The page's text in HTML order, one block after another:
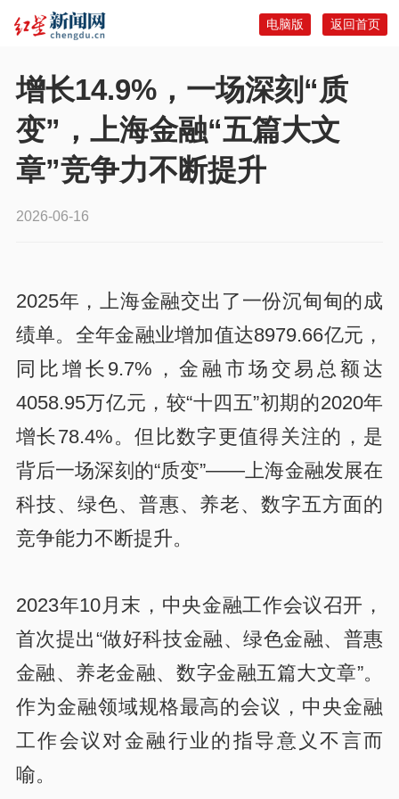
返回首页
电脑版
增长14.9%，一场深刻“质
变”，上海金融“五篇大文
章”竞争力不断提升
2026-06-16
2025年，上海金融交出了一份沉甸甸的成
绩单。全年金融业增加值达8979.66亿元，
同比增长9.7%，金融市场交易总额达
4058.95万亿元，较“十四五”初期的2020年
增长78.4%。但比数字更值得关注的，是
背后一场深刻的“质变”——上海金融发展在
科技、绿色、普惠、养老、数字五方面的
竞争能力不断提升。
2023年10月末，中央金融工作会议召开，
首次提出“做好科技金融、绿色金融、普惠
金融、养老金融、数字金融五篇大文章”。
作为金融领域规格最高的会议，中央金融
工作会议对金融行业的指导意义不言而
喻。